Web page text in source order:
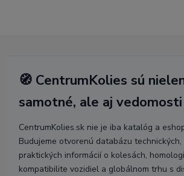
🧭 CentrumKolies sú
samotné, ale aj
CentrumKolies.sk nie je iba katalóg a
Budujeme otvorenú databázu
praktických informácií o kolesách,
kompatibilite vozidiel a globálnom trhu s